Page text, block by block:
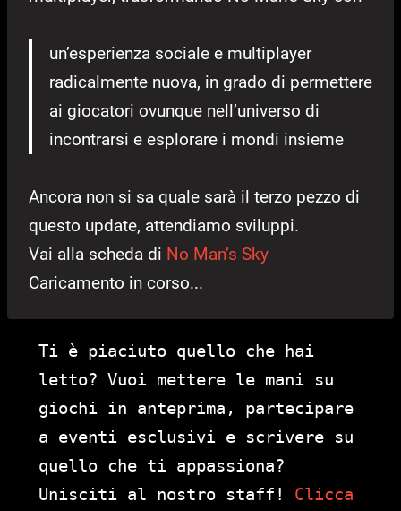
un’esperienza sociale e multiplayer
radicalmente nuova, in grado di permettere
ai giocatori ovunque nell’universo di
incontrarsi e esplorare i mondi insieme
Ancora non si sa quale sarà il terzo pezzo di
questo update, attendiamo sviluppi.
Vai alla scheda di No Man’s Sky
Caricamento in corso...
Ti è piaciuto quello che hai
letto? Vuoi mettere le mani su
giochi in anteprima, partecipare
a eventi esclusivi e scrivere su
quello che ti appassiona?
Unisciti al nostro staff! Clicca